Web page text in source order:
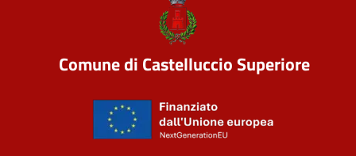
Comune di Castelluccio Superiore